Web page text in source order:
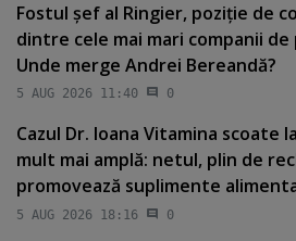
Fostul şef al Ringier, poziţie de
dintre cele mai mari companii de
Unde merge Andrei Bereandă?
5 AUG 2026 11:40 0
Cazul Dr. Ioana Vitamina scoate
mult mai amplă: netul, plin de
promovează suplimente
5 AUG 2026 18:16 0